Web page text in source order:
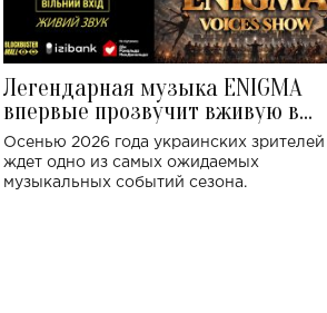
Легендарная музыка ENIGMA
впервые прозвучит вживую в
Украине: где состоится концерт
Осенью 2026 года украинских зрителей
ждет одно из самых ожидаемых
музыкальных событий сезона.